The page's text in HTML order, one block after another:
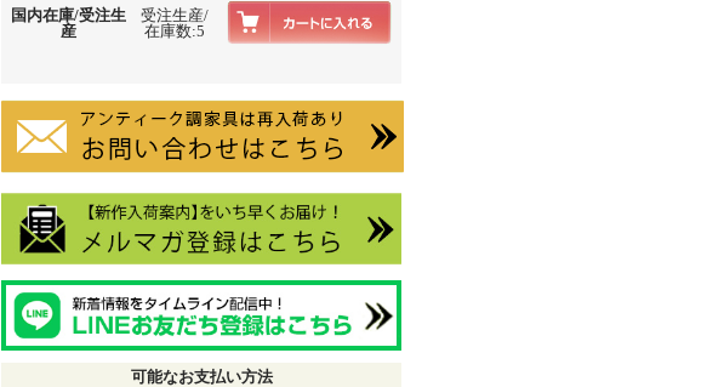
国内在庫/受注生
産
受注生産/
在庫数:5
可能なお支払い方法